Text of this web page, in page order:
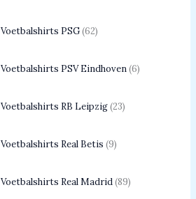
Voetbalshirts PSG 62
Voetbalshirts PSV Eindhoven 6
Voetbalshirts RB Leipzig 23
Voetbalshirts Real Betis 9
Voetbalshirts Real Madrid 89